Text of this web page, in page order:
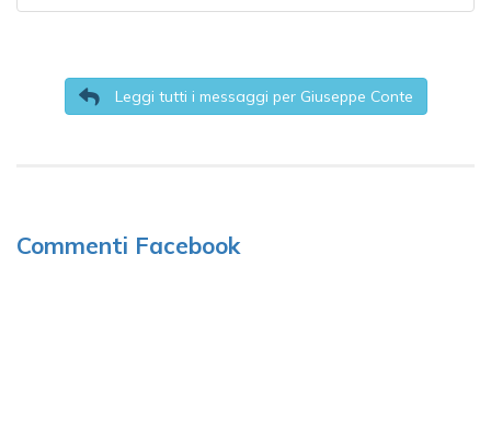
Leggi tutti i messaggi per Giuseppe Conte
Commenti Facebook